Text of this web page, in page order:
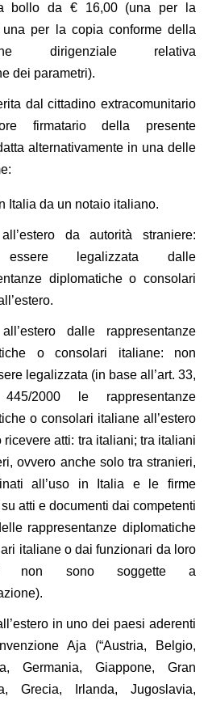
bollo da € 16,00 (una per la
per la copia conforme della
dirigenziale relativa
dei parametri).
dal cittadino extracomunitario
firmatario della presente
alternativamente in una delle
Italia da un notaio italiano.
da autorità straniere:
legalizzata dalle
diplomatiche o consolari
dalle rappresentanze
o consolari italiane: non
legalizzata (in base all’art. 33,
445/2000 le rappresentanze
o consolari italiane all’estero
ricevere atti: tra italiani; tra italiani
ovvero anche solo tra stranieri,
all’uso in Italia e le firme
atti e documenti dai competenti
rappresentanze diplomatiche
italiane o dai funzionari da loro
non sono soggette a
in uno dei paesi aderenti
Aja (“Austria, Belgio,
Germania, Giappone, Gran
Grecia, Irlanda, Jugoslavia,